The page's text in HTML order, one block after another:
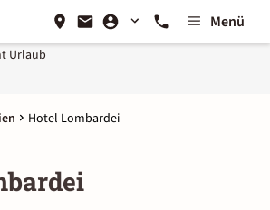
Menü
Hotel Lombardei